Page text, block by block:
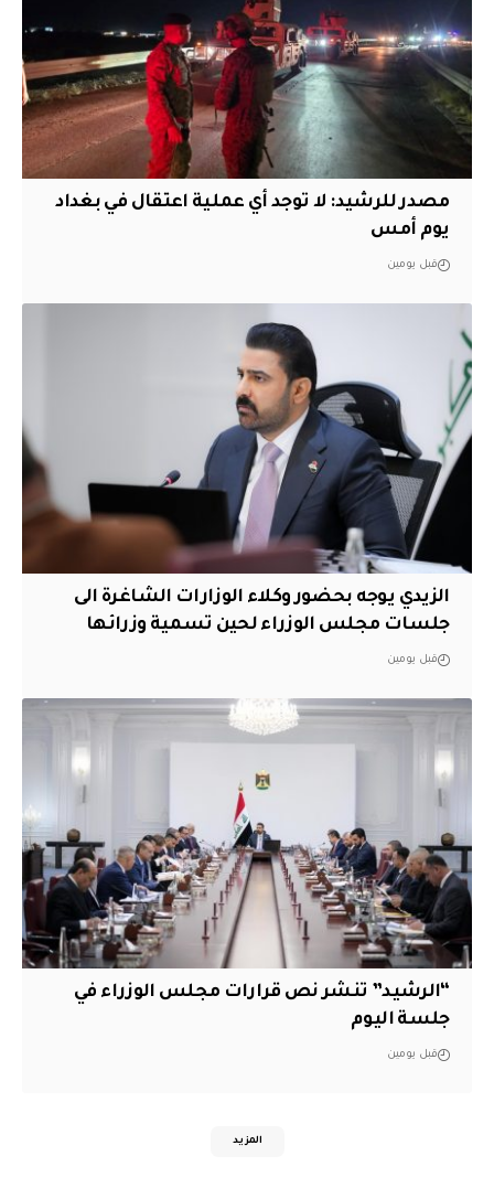
مصدر للرشيد: لا توجد أي عملية اعتقال في بغداد
يوم أمس
قبل يومين
الزيدي يوجه بحضور وكلاء الوزارات الشاغرة الى
جلسات مجلس الوزراء لحين تسمية وزرائها
قبل يومين
“الرشيد” تنشر نص قرارات مجلس الوزراء في
جلسة اليوم
قبل يومين
المزيد